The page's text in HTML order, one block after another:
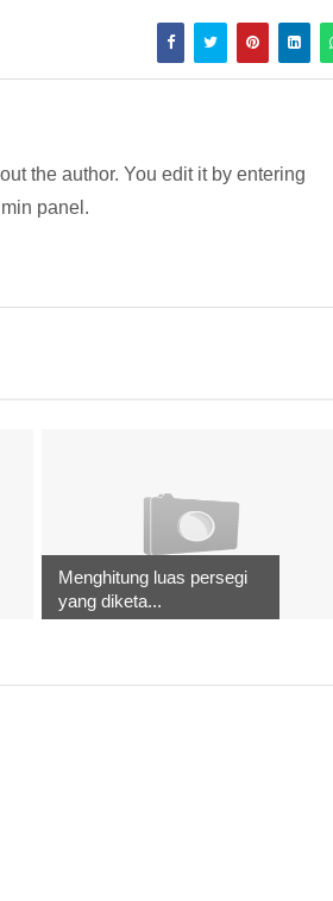
the author. You edit it by entering
panel.
Menghitung luas persegi
yang diketa...